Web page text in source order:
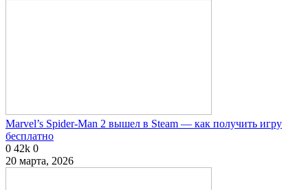
Marvel’s Spider-Man 2 вышел в Steam — как получить игру
бесплатно
0 42k 0
20 марта, 2026